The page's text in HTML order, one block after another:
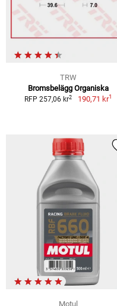
TRW
Bromsbelägg Organiska
RFP 257,06 kr2 190,71 kr1
Motul